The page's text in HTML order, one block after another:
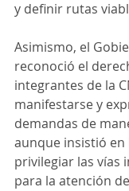
y definir rutas
Asimismo, el
reconoció el
integrantes de la
manifestarse y
demandas de
aunque insistió en
privilegiar las vías
para la atención